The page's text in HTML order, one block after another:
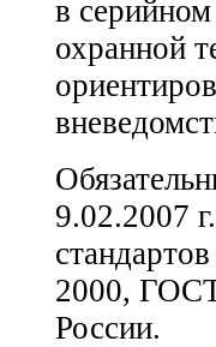
в
охранной
9.02.2007
2000,
России.